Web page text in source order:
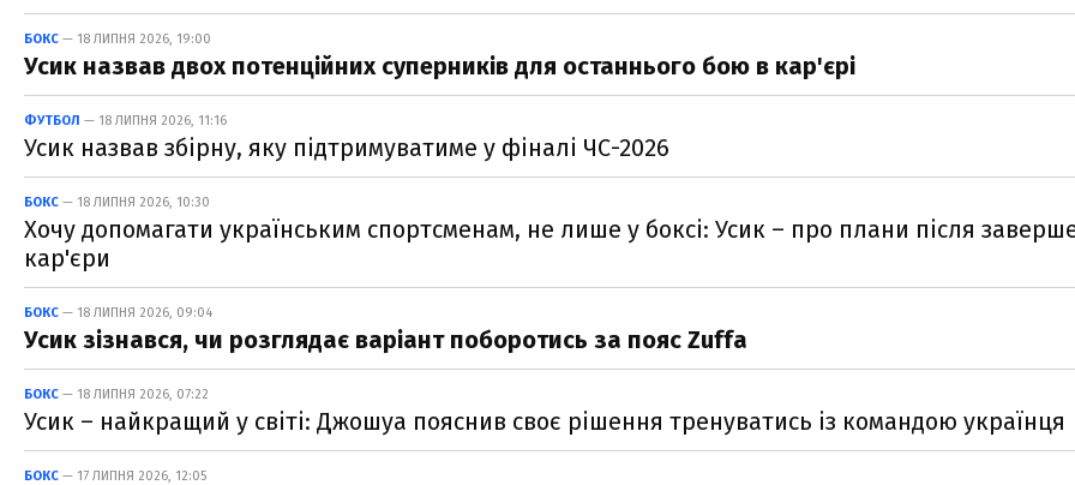
БОКС — 18 ЛИПНЯ 2026, 19:00
Усик назвав двох потенційних суперників для останнього бою в кар'єрі
ФУТБОЛ — 18 ЛИПНЯ 2026, 11:16
Усик назвав збірну, яку підтримуватиме у фіналі ЧС-2026
БОКС — 18 ЛИПНЯ 2026, 10:30
Хочу допомагати українським спортсменам, не лише у боксі: Усик – про плани після
кар'єри
БОКС — 18 ЛИПНЯ 2026, 09:04
Усик зізнався, чи розглядає варіант поборотись за пояс Zuffa
БОКС — 18 ЛИПНЯ 2026, 07:22
Усик – найкращий у світі: Джошуа пояснив своє рішення тренуватись із командою українця
БОКС — 17 ЛИПНЯ 2026, 12:05